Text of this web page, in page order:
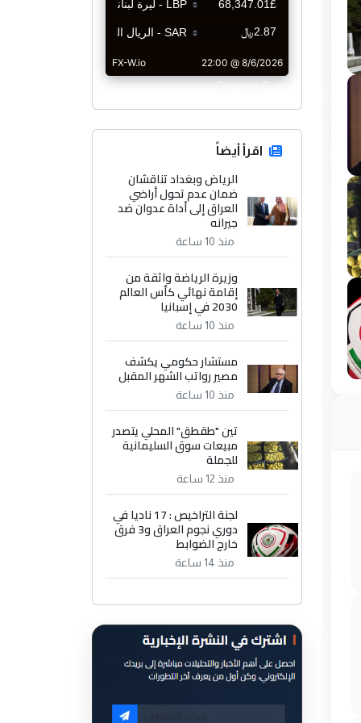
CurrencyRate
اقرأ أيضاً
الرياض وبغداد تناقشان
ضمان عدم تحول أراضي
العراق إلى أداة عدوان ضد
جيرانه
منذ 10 ساعة
وزيرة الرياضة واثقة من
إقامة نهائي كأس العالم
2030 في إسبانيا
منذ 10 ساعة
مستشار حكومي يكشف
مصير رواتب الشهر المقبل
منذ 10 ساعة
تين "طقطق" المحلي يتصدر
مبيعات سوق السليمانية
للجملة
منذ 12 ساعة
لجنة التراخيص : 17 ناديا في
دوري نجوم العراق و3 فرق
خارج الضوابط
منذ 14 ساعة